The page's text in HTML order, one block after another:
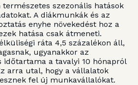
természetes szezonális hatások
A diákmunkák és az
enyhe növekedést hoz a
hatása csak átmeneti.
ráta 4,5 százalékon áll,
ugyanakkor az
időtartama a tavalyi 10 hónapról
arra utal, hogy a vállalatok
fel új munkavállalókat.